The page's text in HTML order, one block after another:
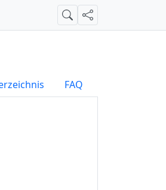
SucheTeilen
FAQ